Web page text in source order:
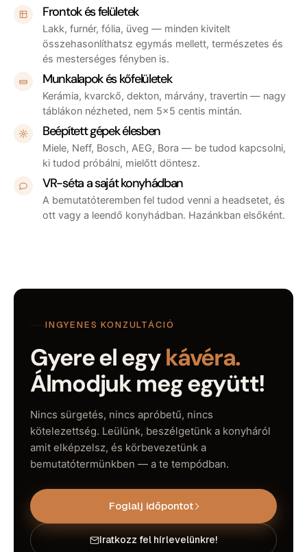
Frontok és felületek
Lakk, furnér, fólia, üveg — minden kivitelt
összehasonlíthatsz egymás mellett, természetes és
és mesterséges fényben is.
Munkalapok és kőfelületek
Kerámia, kvarckő, dekton, márvány, travertin — nagy
táblákon nézheted, nem 5×5 centis mintán.
Beépített gépek élesben
Miele, Neff, Bosch, AEG, Bora — be tudod kapcsolni,
ki tudod próbálni, mielőtt döntesz.
VR-séta a saját konyhádban
A bemutatóteremben fel tudod venni a headsetet, és
ott vagy a leendő konyhádban. Hazánkban elsőként.
INGYENES KONZULTÁCIÓ
Gyere el egykávéra.
Álmodjuk meg együtt!
Nincs sürgetés, nincs apróbetű, nincs
kötelezettség. Leülünk, beszélgetünk a konyháról
amit elképzelsz, és körbevezetünk a
bemutatótermünkben — a te tempódban.
Foglalj időpontot
Iratkozz fel hírlevelünkre!